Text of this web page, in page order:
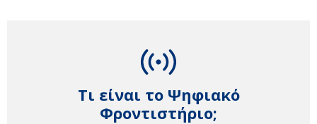
Τι είναι το Ψηφιακό
Φροντιστήριο;